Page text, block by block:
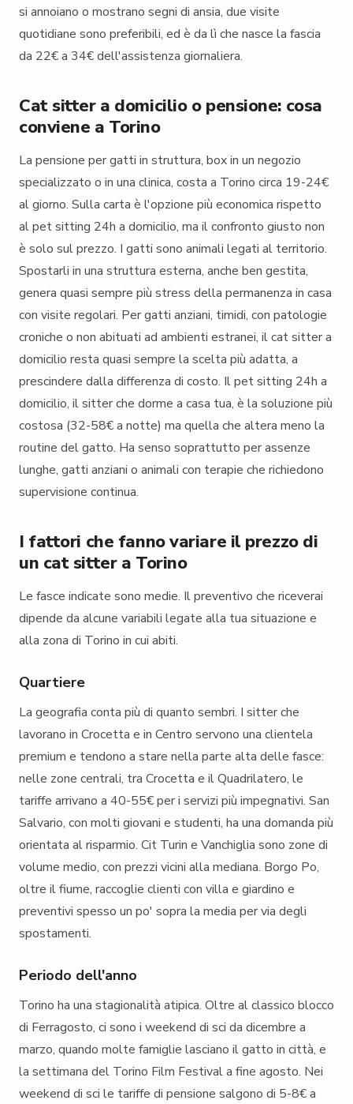
si annoiano o mostrano segni di ansia, due visite
quotidiane sono preferibili, ed è da lì che nasce la fascia
da 22€ a 34€ dell'assistenza giornaliera.
Cat sitter a domicilio o pensione: cosa
conviene a Torino
La pensione per gatti in struttura, box in un negozio
specializzato o in una clinica, costa a Torino circa 19-24€
al giorno. Sulla carta è l'opzione più economica rispetto
al pet sitting 24h a domicilio, ma il confronto giusto non
è solo sul prezzo. I gatti sono animali legati al territorio.
Spostarli in una struttura esterna, anche ben gestita,
genera quasi sempre più stress della permanenza in casa
con visite regolari. Per gatti anziani, timidi, con patologie
croniche o non abituati ad ambienti estranei, il cat sitter a
domicilio resta quasi sempre la scelta più adatta, a
prescindere dalla differenza di costo. Il pet sitting 24h a
domicilio, il sitter che dorme a casa tua, è la soluzione più
costosa (32-58€ a notte) ma quella che altera meno la
routine del gatto. Ha senso soprattutto per assenze
lunghe, gatti anziani o animali con terapie che richiedono
supervisione continua.
I fattori che fanno variare il prezzo di
un cat sitter a Torino
Le fasce indicate sono medie. Il preventivo che riceverai
dipende da alcune variabili legate alla tua situazione e
alla zona di Torino in cui abiti.
Quartiere
La geografia conta più di quanto sembri. I sitter che
lavorano in Crocetta e in Centro servono una clientela
premium e tendono a stare nella parte alta delle fasce:
nelle zone centrali, tra Crocetta e il Quadrilatero, le
tariffe arrivano a 40-55€ per i servizi più impegnativi. San
Salvario, con molti giovani e studenti, ha una domanda più
orientata al risparmio. Cit Turin e Vanchiglia sono zone di
volume medio, con prezzi vicini alla mediana. Borgo Po,
oltre il fiume, raccoglie clienti con villa e giardino e
preventivi spesso un po' sopra la media per via degli
spostamenti.
Periodo dell'anno
Torino ha una stagionalità atipica. Oltre al classico blocco
di Ferragosto, ci sono i weekend di sci da dicembre a
marzo, quando molte famiglie lasciano il gatto in città, e
la settimana del Torino Film Festival a fine agosto. Nei
weekend di sci le tariffe di pensione salgono di 5-8€ a